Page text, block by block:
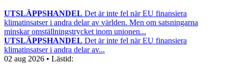
UTSLÄPPSHANDEL Det är inte fel när EU finansiera
klimatinsatser i andra delar av världen. Men om satsningarna
minskar omställningstrycket inom unionen...
UTSLÄPPSHANDEL Det är inte fel när EU finansiera
klimatinsatser i andra delar av...
02 aug 2026 • Lästid: